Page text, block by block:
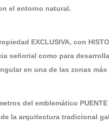
el entorno natural.
EXCLUSIVA, con
señorial como para
en una de las zonas más
del emblemático
la arquitectura tradicional